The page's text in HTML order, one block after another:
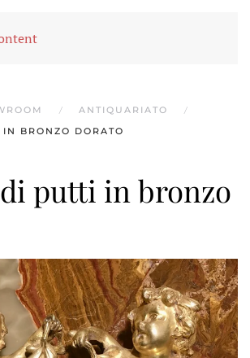
ANTIQUARIATO
BRONZO DORATO
putti in bronzo